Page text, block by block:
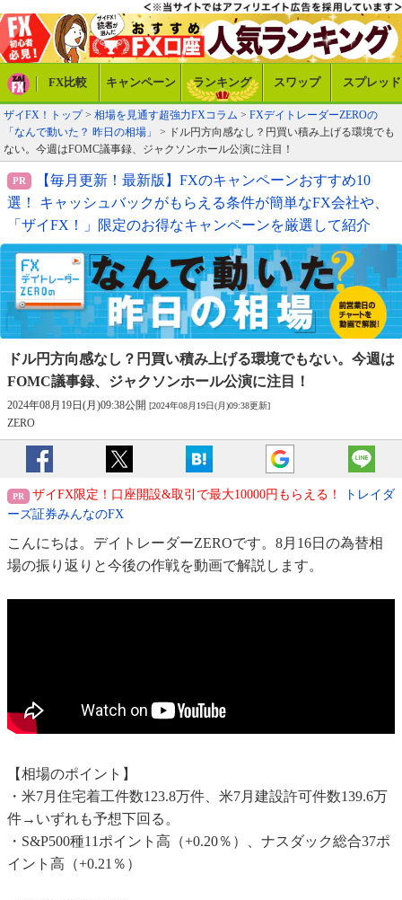
FX比較 キャンペーン ランキング スワップ スプレッド
ザイFX！トップ> 相場を見通す超強力FXコラム > FXデイトレーダーZEROの
「なんで動いた？ 昨日の相場」
> ドル円方向感なし？円買い積み上げる環境でも
ない。今週はFOMC議事録、ジャクソンホール公演に注目！
【毎月更新！最新版】FXのキャンペーンおすすめ10
選！ キャッシュバックがもらえる条件が簡単なFX会社や、
「ザイFX！」限定のお得なキャンペーンを厳選して紹介
ドル円方向感なし？円買い積み上げる環境でもない。 今週は
FOMC議事録、ジャクソンホール公演に注目！
2024年08月19日(月)09:38公開 [2024年08月19日(月)09:38更新]
ZERO
ザイFX限定！口座開設&取引で最大10000円もらえる！
トレイダ
ーズ証券みんなのFX
こんにちは。デイトレーダーZEROです。8月16日の為替相
場の振り返りと今後の作戦を動画で解説します。
【相場のポイント】
・米7月住宅着工件数123.8万件、米7月建設許可件数139.6万
件→いずれも予想下回る。
・S&P500種11ポイント高（+0.20％）、ナスダック総合37ポ
イント高（+0.21％）